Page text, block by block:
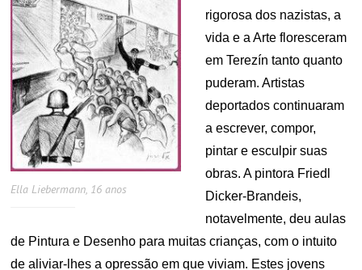
Ella Liebermann, 16 anos
rigorosa dos nazistas, a
vida e a Arte floresceram
em Terezín tanto quanto
puderam. Artistas
deportados continuaram
a escrever, compor,
pintar e esculpir suas
obras. A pintora Friedl
Dicker-Brandeis,
notavelmente, deu aulas
de Pintura e Desenho para muitas crianças, com o intuito
de aliviar-lhes a opressão em que viviam. Estes jovens